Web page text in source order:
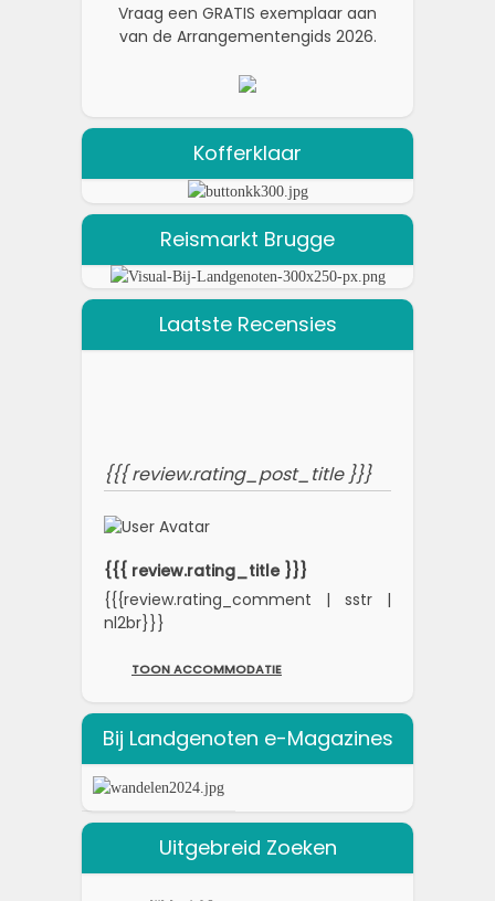
Vraag een GRATIS exemplaar aan
van de Arrangementengids 2026.
Kofferklaar
Reismarkt Brugge
Laatste Recensies
{{{ review.rating_post_title }}}
{{{ review.rating_title }}}
{{{review.rating_comment | sstr |
nl2br}}}
TOON ACCOMMODATIE
Bij Landgenoten e-Magazines
Uitgebreid Zoeken